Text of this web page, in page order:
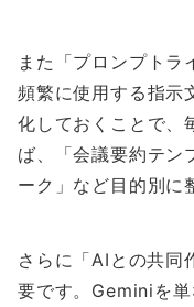
また「プロンプトラ
頻繁に使用する指示
化しておくことで、
ば、「会議要約テン
ーク」など目的別に
さらに「AIとの共同
要です。Geminiを